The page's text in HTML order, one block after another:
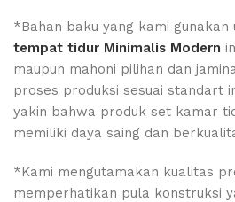
*Bahan baku yang kami gunakan
tempat tidur Minimalis Modern
maupun mahoni pilihan dan
proses produksi sesuai standart
yakin bahwa produk set kamar
memiliki daya saing dan
*Kami mengutamakan kualitas
memperhatikan pula konstruksi